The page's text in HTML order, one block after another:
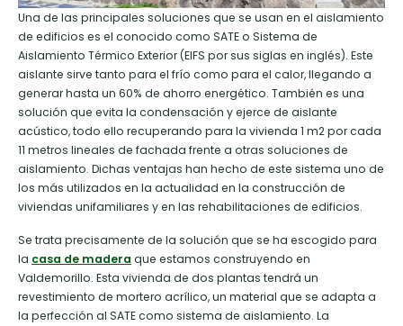
Una de las principales soluciones que se usan en el aislamiento
de edificios es el conocido como SATE o Sistema de
Aislamiento Térmico Exterior (EIFS por sus siglas en inglés). Este
aislante sirve tanto para el frío como para el calor, llegando a
generar hasta un 60% de ahorro energético. También es una
solución que evita la condensación y ejerce de aislante
acústico, todo ello recuperando para la vivienda 1 m2 por cada
11 metros lineales de fachada frente a otras soluciones de
aislamiento. Dichas ventajas han hecho de este sistema uno de
los más utilizados en la actualidad en la construcción de
viviendas unifamiliares y en las rehabilitaciones de edificios.
Se trata precisamente de la solución que se ha escogido para
la casa de madera que estamos construyendo en
Valdemorillo. Esta vivienda de dos plantas tendrá un
revestimiento de mortero acrílico, un material que se adapta a
la perfección al SATE como sistema de aislamiento. La